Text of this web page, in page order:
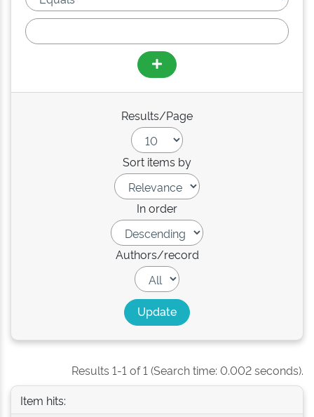
Results/Page
Sort items by
In order
Authors/record
Results 1-1 of 1 (Search time: 0.002 seconds).
Item hits: